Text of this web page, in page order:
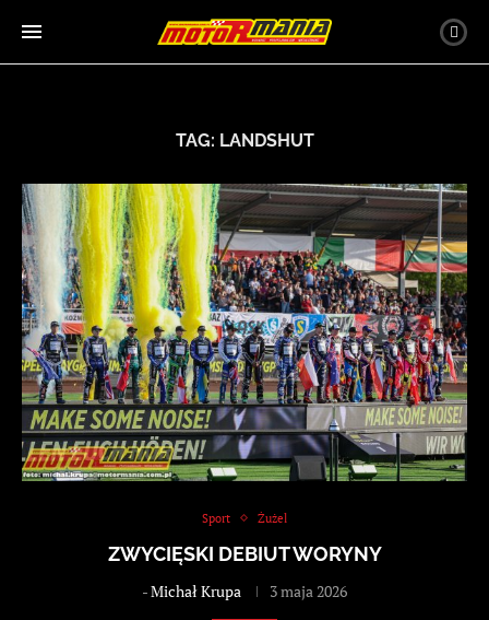
TAG: LANDSHUT
Sport Żużel
ZWYCIĘSKI DEBIUT WORYNY
-Michał Krupa 3 maja 2026